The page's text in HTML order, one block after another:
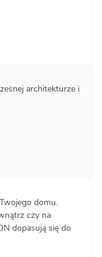
architekturze i
domu.
czy na
dopasują się do